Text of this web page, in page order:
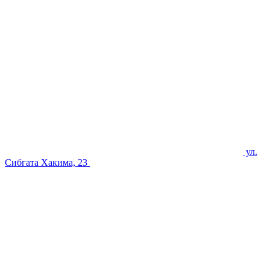
ул.
Сибгата Хакима, 23